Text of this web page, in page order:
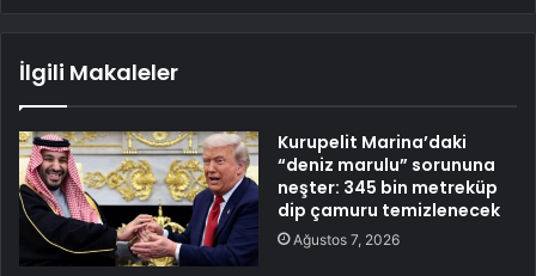
İlgili Makaleler
Kurupelit Marina’daki
“deniz marulu” sorununa
neşter: 345 bin metreküp
dip çamuru temizlenecek
Ağustos 7, 2026